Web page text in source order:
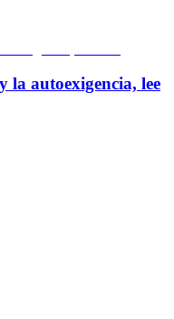
la autoexigencia, lee